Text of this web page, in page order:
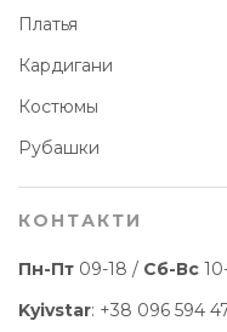
Платья
Кардигани
Костюмы
Рубашки
КОНТАКТИ
Пн-Пт 09-18 / Сб-Вс
Kyivstar: +38 096 594